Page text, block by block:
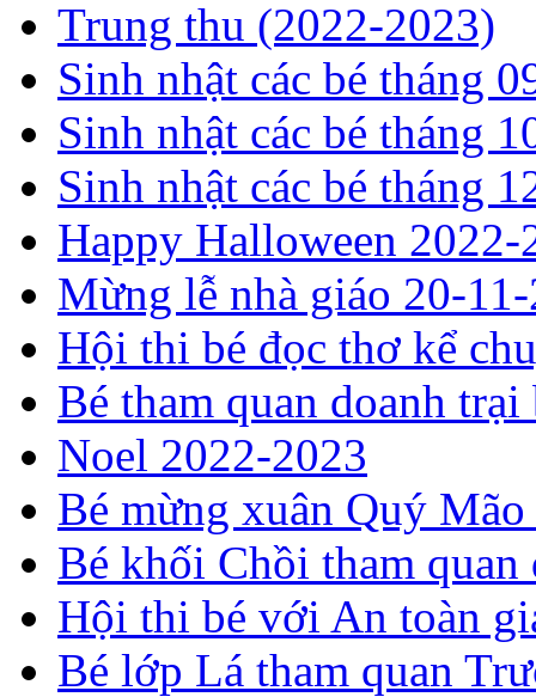
Trung thu (2022-2023)
Sinh nhật các bé tháng
Sinh nhật các bé tháng
Sinh nhật các bé tháng
Happy Halloween 2022-
Mừng lễ nhà giáo 20-
Hội thi bé đọc thơ kể
Bé tham quan doanh
Noel 2022-2023
Bé mừng xuân Quý
Bé khối Chồi tham
Hội thi bé với An toàn
Bé lớp Lá tham quan